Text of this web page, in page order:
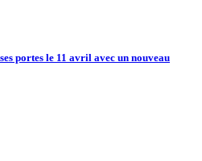
portes le 11 avril avec un nouveau